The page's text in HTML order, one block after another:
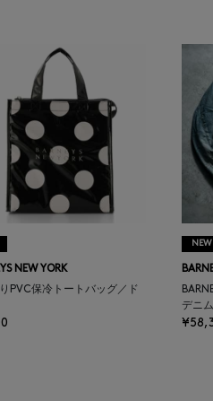
NEW YORK
PVC保冷トートバッグ／ド
NEW
デニ